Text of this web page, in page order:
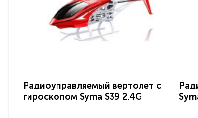
Радиоуправляемый вертолет с
гироскопом Syma S39 2.4G